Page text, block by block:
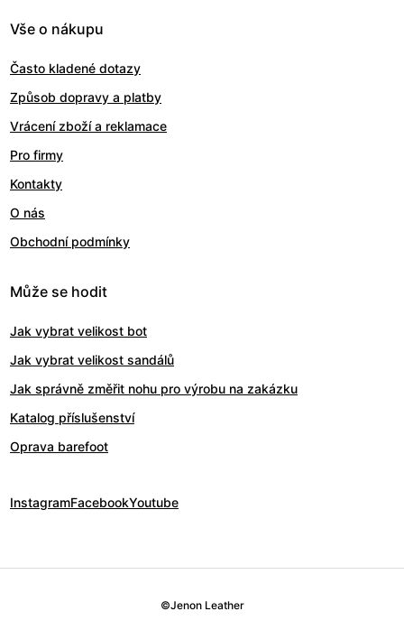
Vše o nákupu
Často kladené dotazy
Způsob dopravy a platby
Vrácení zboží a reklamace
Pro firmy
Kontakty
O nás
Obchodní podmínky
Může se hodit
Jak vybrat velikost bot
Jak vybrat velikost sandálů
Jak správně změřit nohu pro výrobu na zakázku
Katalog příslušenství
Oprava barefoot
InstagramFacebookYoutube
©Jenon Leather